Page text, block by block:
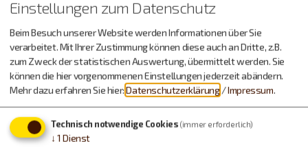
Kulinarische Veranstaltungen
Einstellungen zum Datenschutz
Beim Besuch unserer Website werden Informationen über Sie
verarbeitet. Mit Ihrer Zustimmung können diese auch an Dritte, z.B.
zum Zweck der statistischen Auswertung, übermittelt werden. Sie
können die hier vorgenommenen Einstellungen jederzeit abändern.
Mehr dazu erfahren Sie hier:Datenschutzerklärung /Impressum.
Technisch notwendige Cookies (immer erforderlich)
↓ 1 Dienst